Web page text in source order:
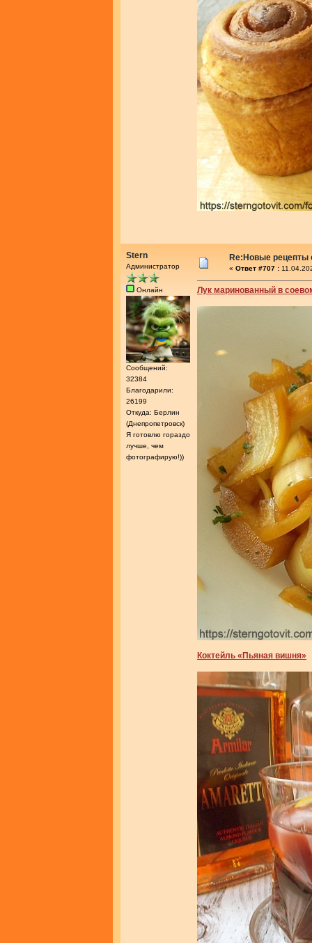
Stern
Администратор
Онлайн
Сообщений:
32384
Благодарили:
26199
Откуда: Берлин
(Днепропетровск)
Я готовлю гораздо
лучше, чем
фотографирую!))
Re:Новые рецепты
« Ответ #707 :
Лук маринованный в
Коктейль «Пьяная вишня»